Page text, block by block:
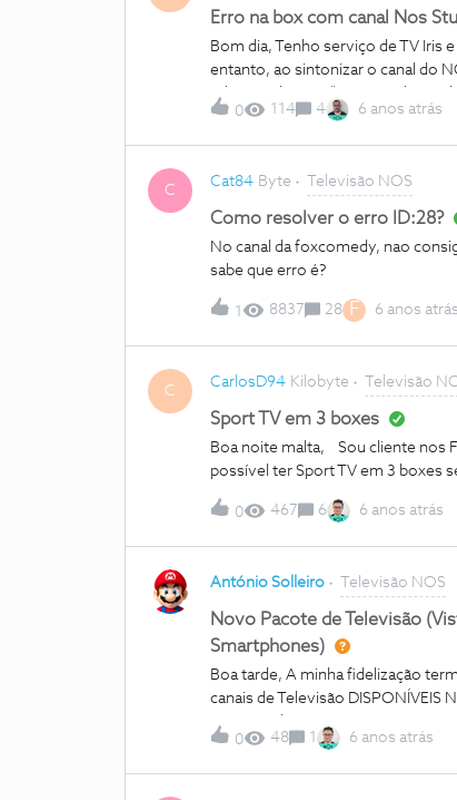
Erro na box com canal Nos
Bom dia, Tenho serviço de TV Iris
entanto, ao sintonizar o canal do
relacionada com “cartão mal
0
114 4 6 anos atrás
C
Cat84 Byte Televisão NOS
Como resolver o erro ID:28?
No canal da foxcomedy, nao
sabe que erro é?
1 8837 28 F 6 anos atrás
C
CarlosD94 Kilobyte Televisão
Sport TV em 3 boxes
Boa noite malta, Sou cliente nos
possível ter Sport TV em 3 boxes
0 467 6 6 anos atrás
António Solleiro Televisão NOS
Novo Pacote de Televisão
Smartphones)
Boa tarde, A minha fidelização
canais de Televisão DISPONÍVEIS
interessado em continuar. Para
em conta que irei utilizar,
0 48 1 6 anos atrás